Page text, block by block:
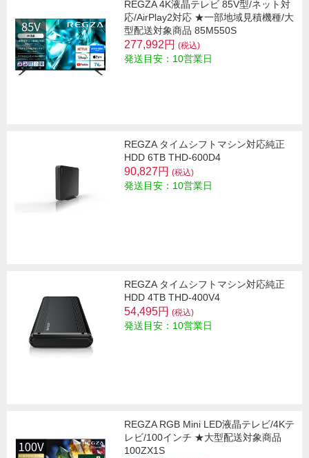
REGZA 4K液晶テレビ 85V型/ネット対
応/AirPlay2対応 ★一部地域見積機種/大
型配送対象商品 85M550S
277,992円 (税込)
発送目安：10営業日
REGZA タイムシフトマシン対応純正
HDD 6TB THD-600D4
90,827円 (税込)
発送目安：10営業日
REGZA タイムシフトマシン対応純正
HDD 4TB THD-400V4
54,495円 (税込)
発送目安：10営業日
REGZA RGB Mini LED液晶テレビ/4Kテ
レビ/100インチ ★大型配送対象商品
100ZX1S